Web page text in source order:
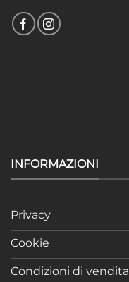
INFORMAZIONI
Privacy
Cookie
Condizioni di vendita